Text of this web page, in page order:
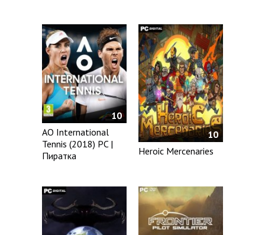
10
AO International
Tennis (2018) PC |
Пиратка
10
Heroic Mercenaries